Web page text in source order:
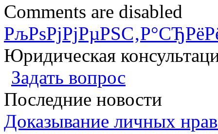
Comments are disabled
Юридическая
Задать вопрос
Последние новости
Доказывание личных